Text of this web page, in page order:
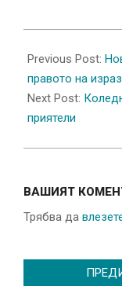
11-
29
Previous Post:
правото на
Next Post:
приятели
ВАШИЯТ
Трябва да